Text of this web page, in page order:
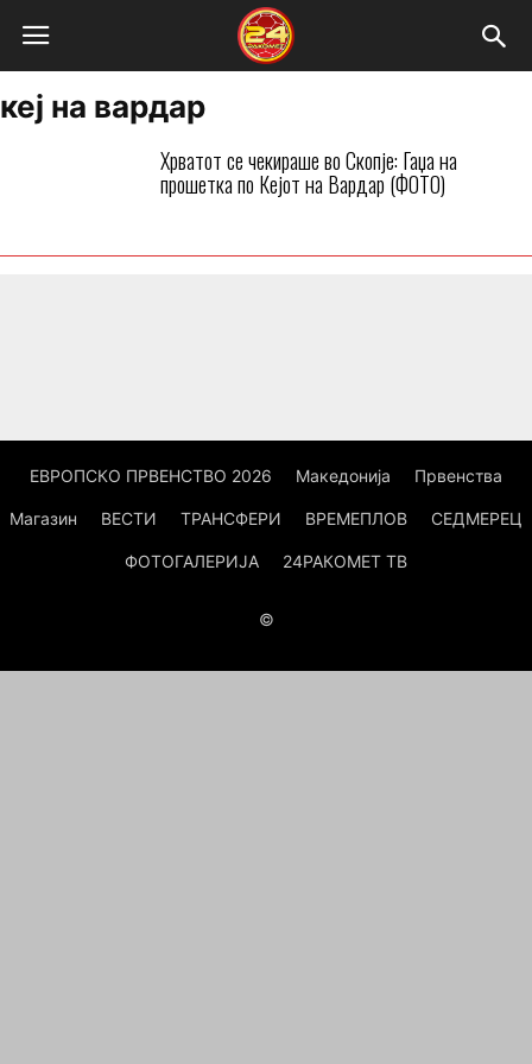
кеј на вардар
Хрватот се чекираше во Скопје: Гаџа на
прошетка по Кејот на Вардар (ФОТО)
ЕВРОПСКО ПРВЕНСТВО 2026 Македонија Првенства
Магазин ВЕСТИ ТРАНСФЕРИ ВРЕМЕПЛОВ СЕДМЕРЕЦ
ФОТОГАЛЕРИЈА 24РАКОМЕТ ТВ
©